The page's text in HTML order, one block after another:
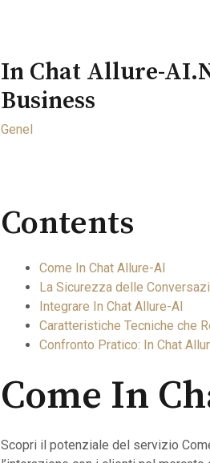
In Chat Allure-
Business
Genel
Contents
Come In Chat Allure-AI
La Sicurezza delle
Integrare In Chat Allure-AI
Caratteristiche Tecniche che
Confronto Pratico: In Chat
Come In
Scopri il potenziale del servizio